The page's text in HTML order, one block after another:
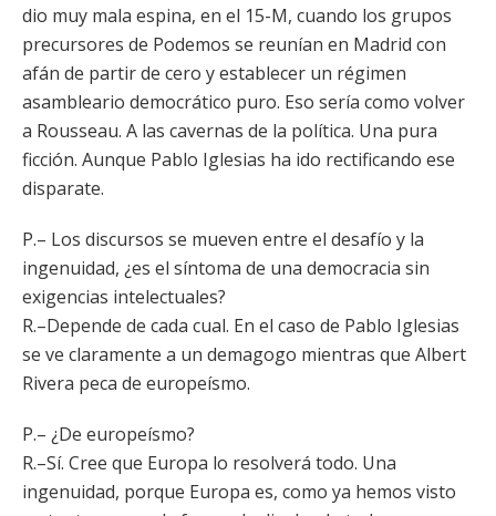
dio muy mala espina, en el 15-M, cuando los grupos
precursores de Podemos se reunían en Madrid con
afán de partir de cero y establecer un régimen
asambleario democrático puro. Eso sería como volver
a Rousseau. A las cavernas de la política. Una pura
ficción. Aunque Pablo Iglesias ha ido rectificando ese
disparate.
P.– Los discursos se mueven entre el desafío y la
ingenuidad, ¿es el síntoma de una democracia sin
exigencias intelectuales?
R.–Depende de cada cual. En el caso de Pablo Iglesias
se ve claramente a un demagogo mientras que Albert
Rivera peca de europeísmo.
P.– ¿De europeísmo?
R.–Sí. Cree que Europa lo resolverá todo. Una
ingenuidad, porque Europa es, como ya hemos visto